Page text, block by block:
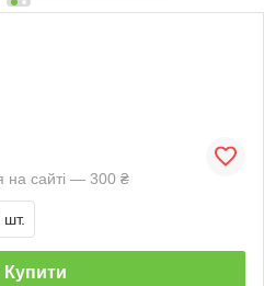
на сайті — 300 ₴
шт.
Купити